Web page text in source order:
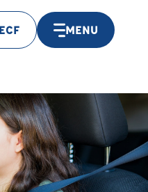
MENU